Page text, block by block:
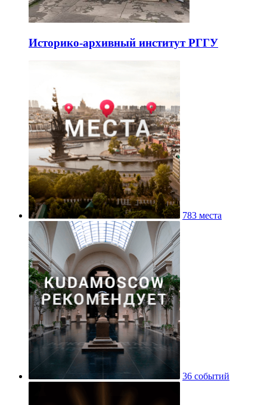
Историко-архивный институт РГГУ
783 места
36 событий